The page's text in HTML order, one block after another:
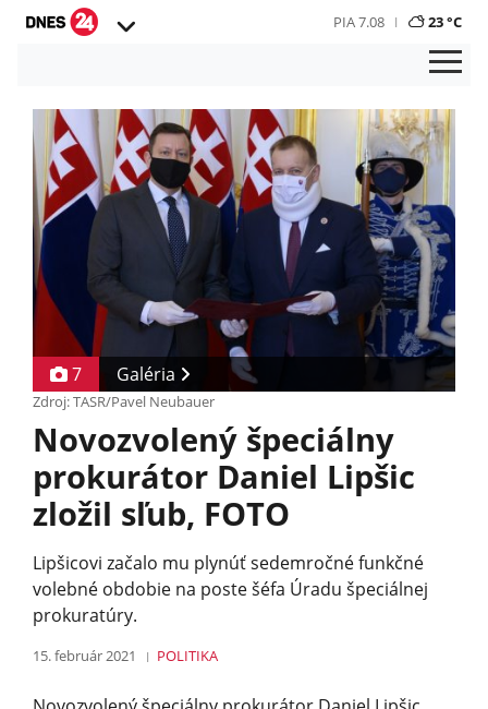
PIA 7.08 23 °C
7 Galéria
Zdroj: TASR/Pavel Neubauer
Novozvolený špeciálny
prokurátor Daniel Lipšic
zložil sľub, FOTO
Lipšicovi začalo mu plynúť sedemročné funkčné
volebné obdobie na poste šéfa Úradu špeciálnej
prokuratúry.
15. február 2021 POLITIKA